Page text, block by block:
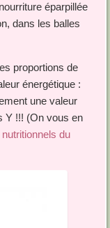
éparpillée
dans les balles
proportions de
énergétique :
une valeur
Y !!! (On vous en
du